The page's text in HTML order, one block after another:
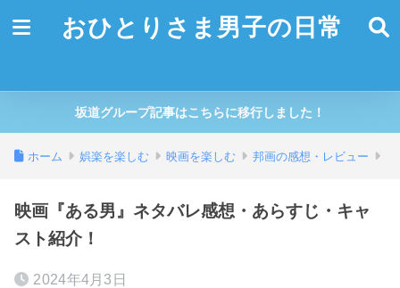
おひとりさま男子の日常
坂道グループ記事はこちらに移行しました！
ホーム 娯楽を楽しむ 映画を楽しむ 邦画の感想・レビュー
映画『ある男』ネタバレ感想・あらすじ・キャ
スト紹介！
2024年4月3日